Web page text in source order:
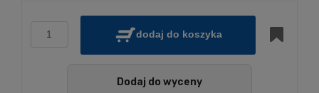
dodaj do koszyka
Dodaj do wyceny